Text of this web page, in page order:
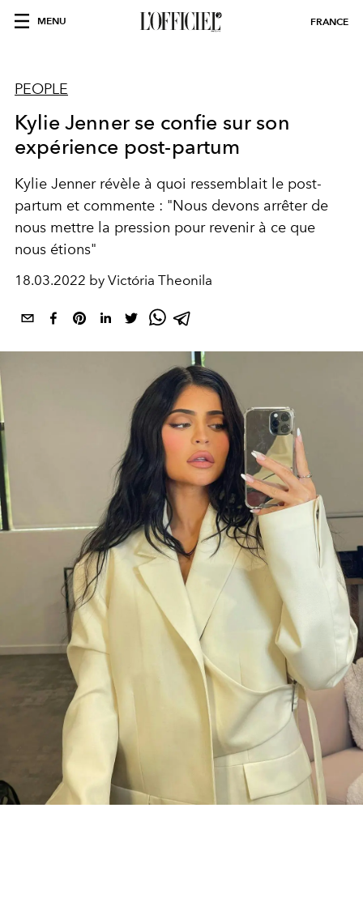
MENU FRANCE
PEOPLE
Kylie Jenner se confie sur son
expérience post-partum
Kylie Jenner révèle à quoi ressemblait le post-
partum et commente : "Nous devons arrêter de
nous mettre la pression pour revenir à ce que
nous étions"
18.03.2022 by Victória Theonila